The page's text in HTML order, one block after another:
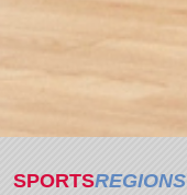
SPORTSREGIONS